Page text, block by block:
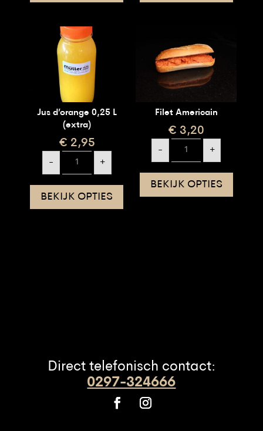
Jus d’orange 0,25 L
(extra)
€ 2,95
-
d’orange
0,25
L
(extra)
aantal
+
BEKIJK OPTIES
Filet Americain
€ 3,20
-
Americain
aantal
+
BEKIJK OPTIES
Direct telefonisch contact:
0297-324666